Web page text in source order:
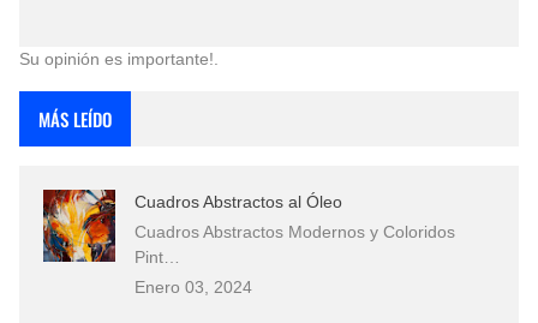
Su opinión es importante!.
MÁS LEÍDO
Cuadros Abstractos al Óleo
Cuadros Abstractos Modernos y Coloridos
Pint…
Enero 03, 2024